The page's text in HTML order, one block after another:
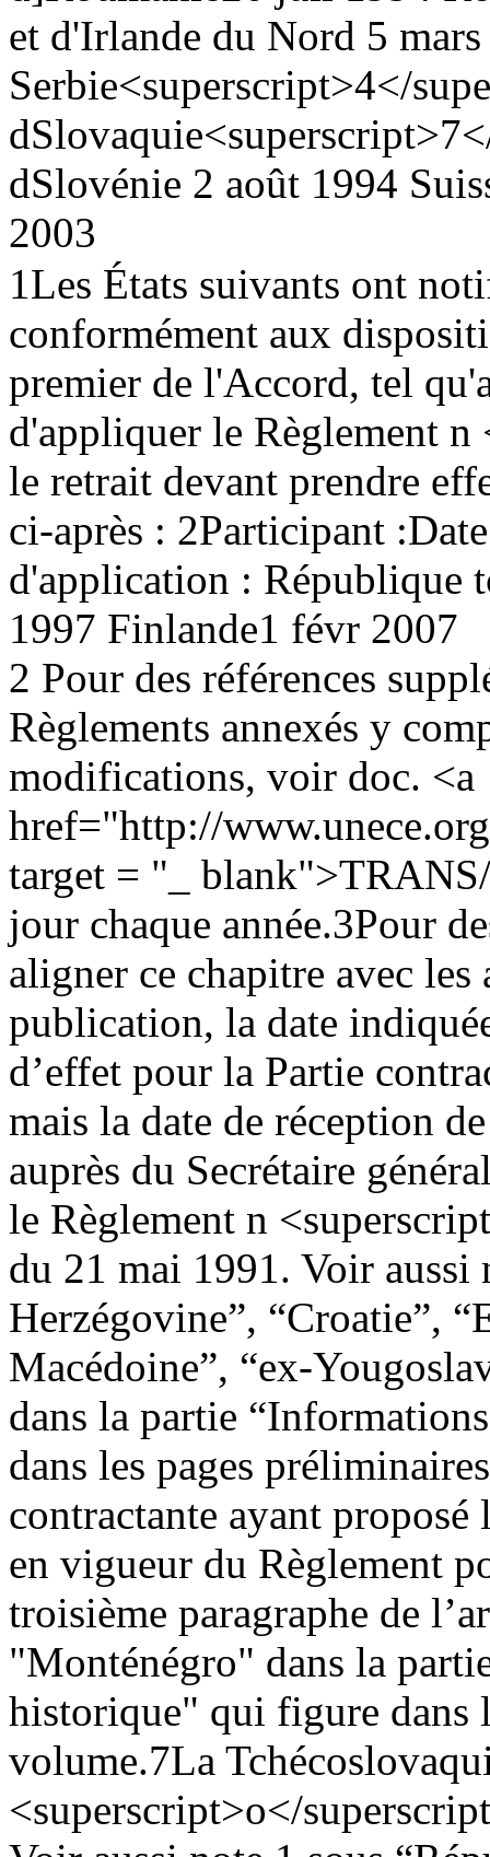
et d'Irlande du Nord 5
Serbie<superscript>4</
d
dSlovénie 2 août 1994
2003
1Les États suivants ont
conformément aux
premier de l'Accord, tel
d'appliquer le Règlement
le retrait devant prendre
ci-après : 2Participant
d'application : République
1997 Finlande1 févr 2007
2 Pour des références
Règlements annexés y
modifications, voir doc. <a
href="http://
target = "_
jour chaque année.3Pour
aligner ce chapitre avec les
publication, la date
d’effet pour la Partie
mais la date de réception
auprès du Secrétaire
le Règlement n
du 21 mai 1991. Voir aussi
Herzégovine”, “Croatie”,
Macédoine”, “ex-
dans la partie
dans les pages
contractante ayant proposé
en vigueur du Règlement
troisième paragraphe de
"Monténégro" dans la
historique" qui figure dans
volume.7La
<superscript>o</